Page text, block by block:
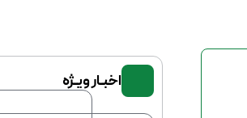
اخبـار ویـژه